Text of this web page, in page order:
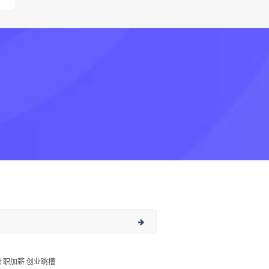
职加薪 创业跳槽